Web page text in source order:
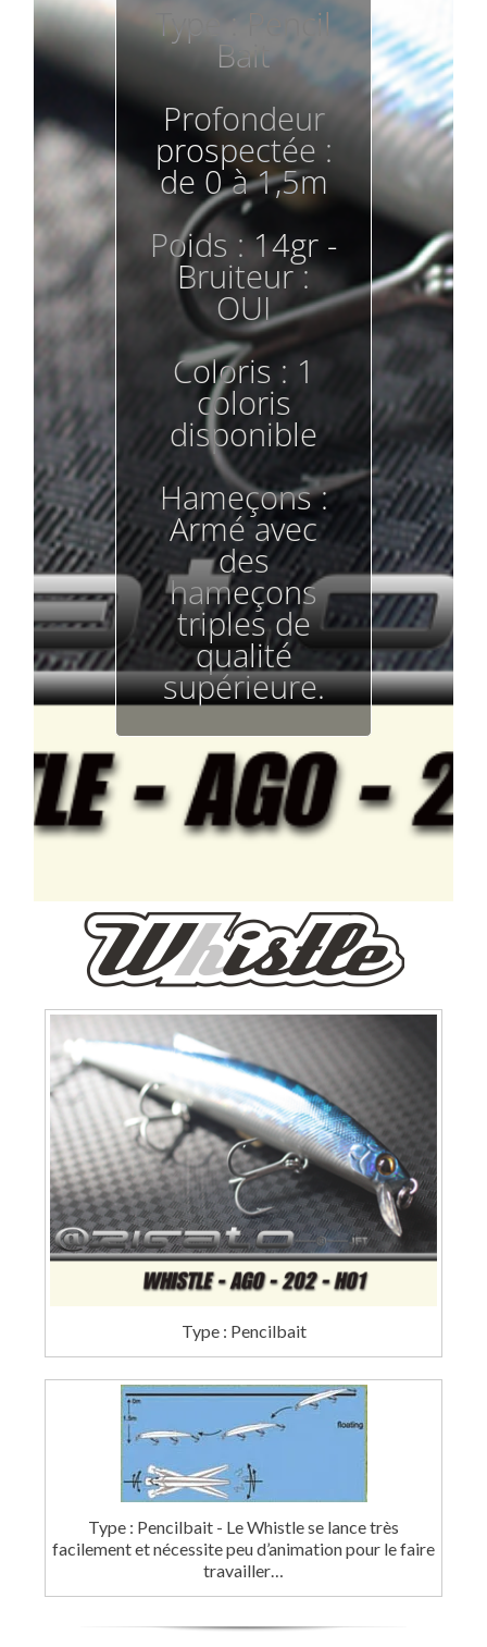
Type : Pencil
Bait
Profondeur
prospectée :
de 0 à 1,5m
Poids : 14gr -
Bruiteur :
OUI
Coloris : 1
coloris
disponible
Hameçons :
Armé avec
des
hameçons
triples de
qualité
supérieure.
Type : Pencilbait
Type : Pencilbait - Le Whistle se lance très
facilement et nécessite peu d’animation pour le faire
travailler…